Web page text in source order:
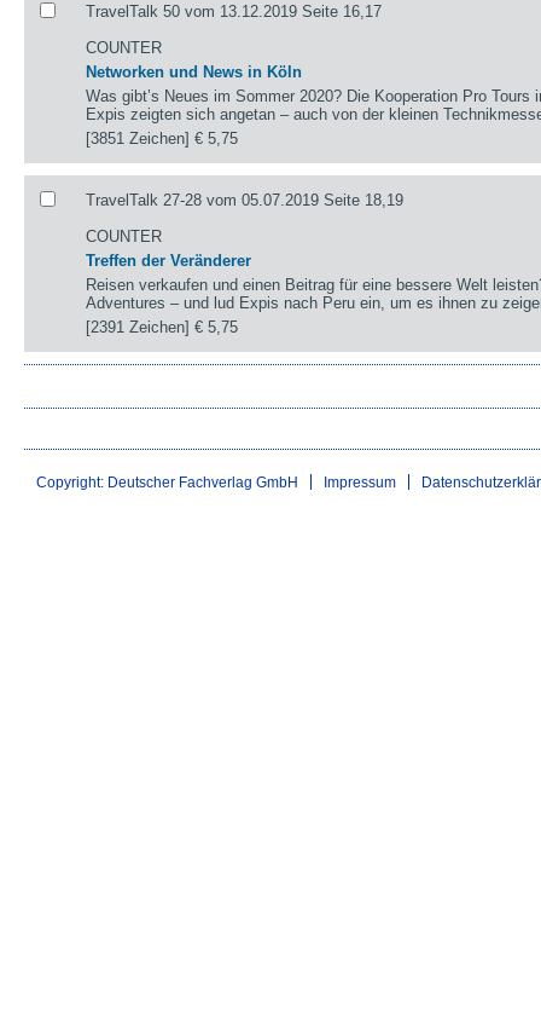
TravelTalk 50 vom 13.12.2019 Seite 16,17
COUNTER
Networken und News in Köln
Was gibt’s Neues im Sommer 2020? Die Kooperation Pro
Expis zeigten sich angetan – auch von der kleinen
[3851 Zeichen]€ 5,75
TravelTalk 27-28 vom 05.07.2019 Seite 18,19
COUNTER
Treffen der Veränderer
Reisen verkaufen und einen Beitrag für eine bessere Welt
Adventures – und lud Expis nach Peru ein, um es ihnen zu
[2391 Zeichen]€ 5,75
Copyright: Deutscher Fachverlag GmbH Impressum